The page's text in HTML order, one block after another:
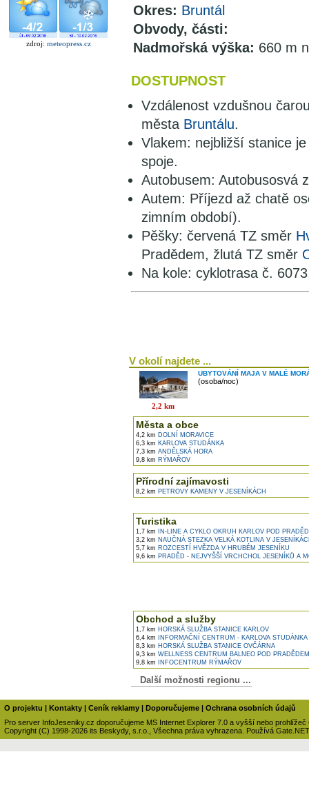
zdroj: meteopress.cz
Okres: Bruntál
Obvody, části:
Nadmořská výška: 660 m
DOSTUPNOST
Vzdálenost vzdušnou
města Bruntálu.
Vlakem: nejbližší stanice
spoje.
Autobusem: Autobusosvá
Autem: Příjezd až chatě
zimním období).
Pěšky: červená TZ směr
Pradědem, žlutá TZ směr
Na kole: cyklotrasa č.
V okolí najdete ...
2,2 km
UBYTOVÁNÍ MAJA V MALÉ
(osoba/noc)
Města a obce
4,2 km DOLNÍ MORAVICE
6,3 km KARLOVA STUDÁNKA
7,3 km ANDĚLSKÁ HORA
9,8 km RÝMAŘOV
Přírodní zajímavosti
8,2 km PETROVY KAMENY V JESENÍKÁCH
Turistika
1,7 km IN-LINE A CYKLO OKRUH KARLOV POD
3,2 km NAUČNÁ STEZKA VELKÁ KOTLINA V
5,7 km ROZCESTÍ HVĚZDA V HRUBÉM JESENÍKU
9,6 km PRADĚD - NEJVYŠŠÍ VRCHCHOL JESENÍKŮ A
Obchod a služby
1,7 km HORSKÁ SLUŽBA STANICE KARLOV
6,4 km INFORMAČNÍ CENTRUM - KARLOVA STUDÁNKA
8,3 km HORSKÁ SLUŽBA STANICE OVČÁRNA
9,3 km WELLNESS CENTRUM BALNEO POD PRADĚDEM
9,8 km INFOCENTRUM RÝMAŘOV
Další možnosti regionu ...
O projektu | Kontakty | Ceník reklamy | Doporučujeme | Ochrana osobních údajů
Pro server InfoJeseniky.cz doporučujeme MS Internet Explorer 7.0 a vyšší nebo prohlížeč
Copyright (C) 1998-2026 its Beskydy, s.r.o., Všechna práva vyhrazena. Používá